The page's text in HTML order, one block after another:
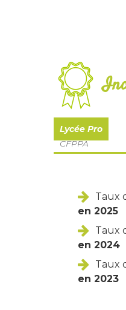
Lycée Pro
CFPPA
Taux
en 2025
Taux
en 2024
Taux
en 2023